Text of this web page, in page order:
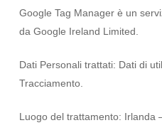
Google Tag Manager è un
da Google Ireland Limited.
Dati Personali trattati: Dati di
Tracciamento.
Luogo del trattamento: Irlanda